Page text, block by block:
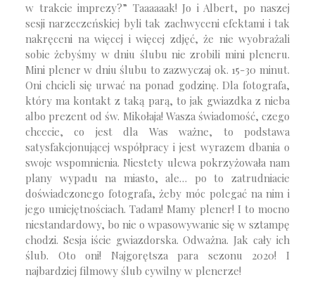
w trakcie imprezy?” Taaaaaak! Jo i Albert, po naszej
sesji narzeczeńskiej byli tak zachwyceni efektami i tak
nakręceni na więcej i więcej zdjęć, że nie wyobrażali
sobie żebyśmy w dniu ślubu nie zrobili mini pleneru.
Mini plener w dniu ślubu to zazwyczaj ok. 15-30 minut.
Oni chcieli się urwać na ponad godzinę. Dla fotografa,
który ma kontakt z taką parą, to jak gwiazdka z nieba
albo prezent od św. Mikołaja! Wasza świadomość, czego
chcecie, co jest dla Was ważne, to podstawa
satysfakcjonującej współpracy i jest wyrazem dbania o
swoje wspomnienia. Niestety ulewa pokrzyżowała nam
plany wypadu na miasto, ale… po to zatrudniacie
doświadczonego fotografa, żeby móc polegać na nim i
jego umiejętnościach. Tadam! Mamy plener! I to mocno
niestandardowy, bo nie o wpasowywanie się w sztampę
chodzi. Sesja iście gwiazdorska. Odważna. Jak cały ich
ślub. Oto oni! Najgorętsza para sezonu 2020! I
najbardziej filmowy ślub cywilny w plenerze!